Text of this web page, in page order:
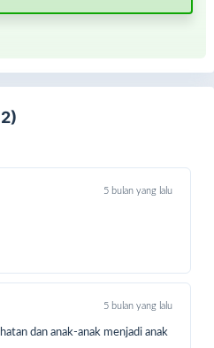
5 bulan yang lalu
5 bulan yang lalu
dan anak-anak menjadi anak